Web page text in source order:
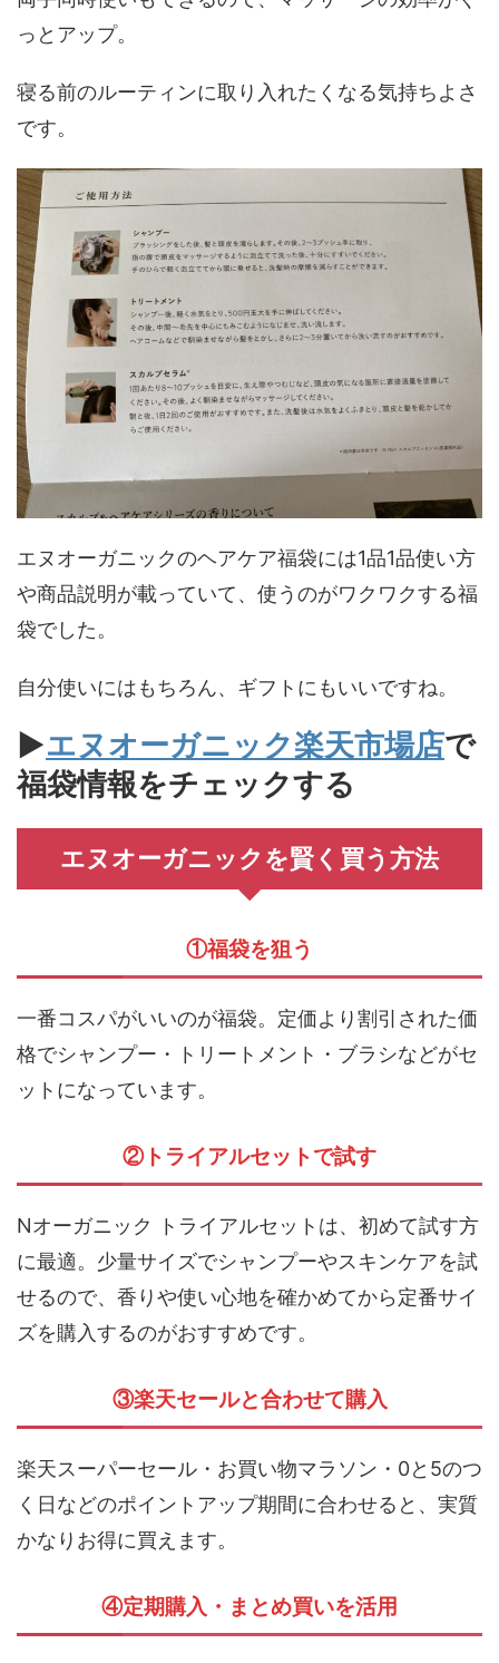
両手同時使いもできるので、マッサージの効率がぐ
っとアップ。
寝る前のルーティンに取り入れたくなる気持ちよさ
です。
エヌオーガニックのヘアケア福袋には1品1品使い方
や商品説明が載っていて、使うのがワクワクする福
袋でした。
自分使いにはもちろん、ギフトにもいいですね。
▶エヌオーガニック楽天市場店で
①福袋を狙う
一番コスパがいいのが福袋。定価より割引された価
格でシャンプー・トリートメント・ブラシなどがセ
ットになっています。
②トライアルセットで試す
に最適。少量サイズでシャンプーやスキンケアを試
せるので、香りや使い心地を確かめてから定番サイ
ズを購入するのがおすすめです。
③楽天セールと合わせて購入
楽天スーパーセール・お買い物マラソン・0と5のつ
く日などのポイントアップ期間に合わせると、実質